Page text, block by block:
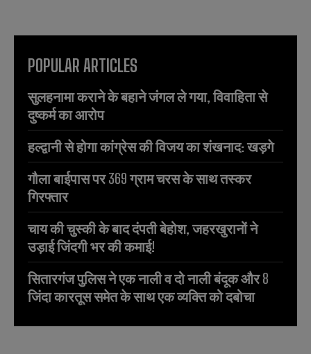
POPULAR ARTICLES
सुलहनामा कराने के बहाने जंगल ले गया, विवाहिता से
दुष्कर्म का आरोप
हल्द्वानी से होगा कांग्रेस की विजय का शंखनाद: खड़गे
गौला बाईपास पर 369 ग्राम चरस के साथ तस्कर
गिरफ्तार
चाय की चुस्की के बाद दंपती बेहोश, जहरखुरानों ने
उड़ाई जिंदगी भर की कमाई!
सितारगंज पुलिस ने एक नाली व दो नाली बंदूक और 8
जिंदा कारतूस समेत के साथ एक व्यक्ति को दबोचा